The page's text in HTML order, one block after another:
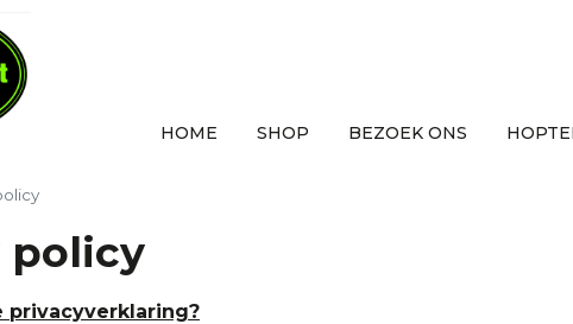
HOME SHOP BEZOEK ONS
policy
privacyverklaring?